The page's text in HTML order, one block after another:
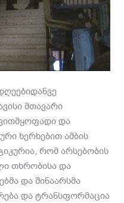
მთავარი
და
ხერხებით ამბის
რომ არსებობის
თხრობისა და
და შინაარსმა
და ტრანსფორმაცია